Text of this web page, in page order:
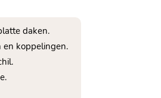
daken.​
en koppelingen.​